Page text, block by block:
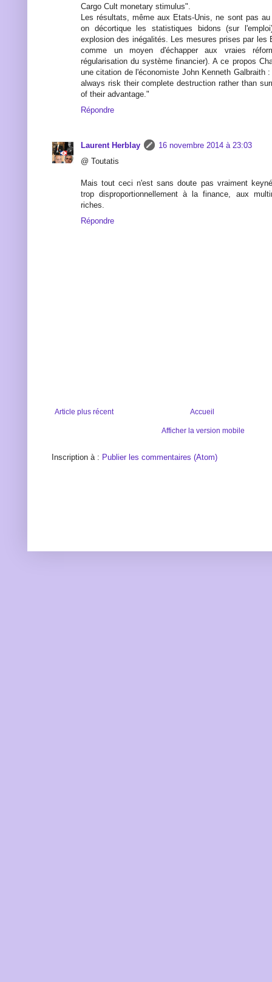
Cargo Cult monetary stimulus".
Les résultats, même aux Etats-Unis, ne sont pas
on décortique les statistiques bidons (sur
explosion des inégalités. Les mesures prises par les
comme un moyen d'échapper aux vraies
régularisation du système financier). A ce propos
une citation de l'économiste John Kenneth Galbraith
always risk their complete destruction rather than
of their advantage."
Répondre
Laurent Herblay
16 novembre 2014 à 23:03
@ Toutatis
Mais tout ceci n'est sans doute pas vraiment
trop disproportionnellement à la finance, aux
riches.
Répondre
Article plus récent Accueil
Afficher la version mobile
Inscription à : Publier les commentaires (Atom)